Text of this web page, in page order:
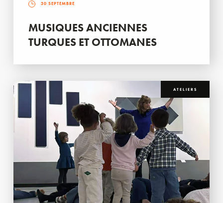
30 SEPTEMBRE
MUSIQUES ANCIENNES
TURQUES ET OTTOMANES
ATELIERS